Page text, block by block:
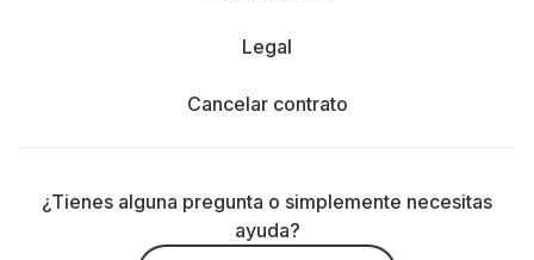
Legal
Cancelar contrato
¿Tienes alguna pregunta o simplemente necesitas
ayuda?